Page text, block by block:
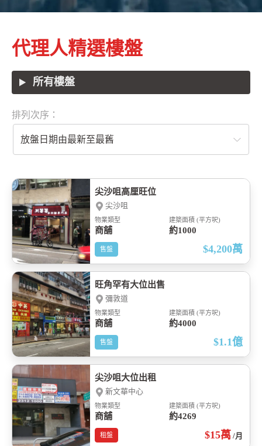
所有樓盤
代理人精選樓盤
排列次序：
放盤日期由最新至最舊
尖沙咀高厘旺位
尖沙咀
物業類型
商舖
建築面積 (平方呎)
約1000
售盤 $4,200萬
旺角罕有大位出售
彌敦道
物業類型
商舖
建築面積 (平方呎)
約4000
售盤 $1.1億
尖沙咀大位出租
新文華中心
物業類型
商舖
建築面積 (平方呎)
約4269
租盤 $15萬 /月